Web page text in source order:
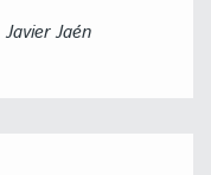
Javier Jaén